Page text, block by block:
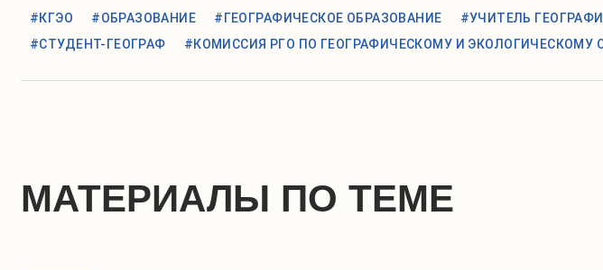
#КГЭО
#ОБРАЗОВАНИЕ #ГЕОГРАФИЧЕСКОЕ ОБРАЗОВАНИЕ #УЧИТЕЛЬ
#СТУДЕНТ-ГЕОГРАФ
#КОМИССИЯ РГО ПО ГЕОГРАФИЧЕСКОМУ И ЭКОЛОГИЧЕСКОМУ
МАТЕРИАЛЫ ПО ТЕМЕ